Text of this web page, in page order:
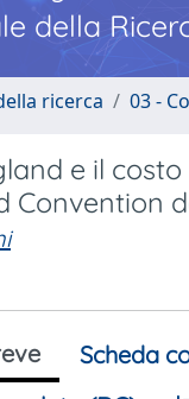
della
ricerca 03 -
e il
Convention
Scheda